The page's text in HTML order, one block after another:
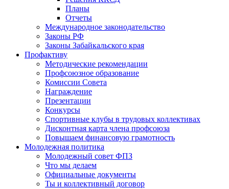
Планы
Отчеты
Международное законодательство
Законы РФ
Законы Забайкальского края
Профактиву
Методические рекомендации
Профсоюзное образование
Комиссии Совета
Награждение
Презентации
Конкурсы
Спортивные клубы в трудовых коллективах
Дисконтная карта члена профсоюза
Повышаем финансовую грамотность
Молодежная политика
Молодежный совет ФПЗ
Что мы делаем
Официальные документы
Ты и коллективный договор